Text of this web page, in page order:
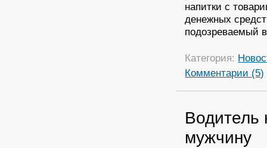
напитки с
денежных
подозреваемый
Категория:
Комментарии (5)
Водитель
мужчину